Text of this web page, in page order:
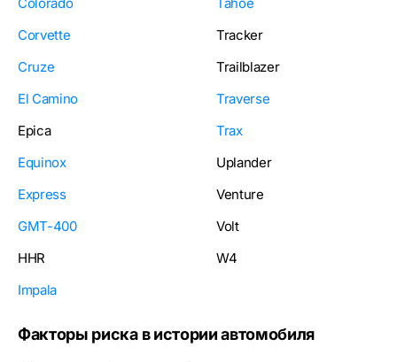
Corvette
Cruze
El Camino
Epica
Equinox
Express
GMT-400
HHR
Impala
Tracker
Trailblazer
Traverse
Trax
Uplander
Venture
Volt
W4
Факторы риска в истории автомобиля